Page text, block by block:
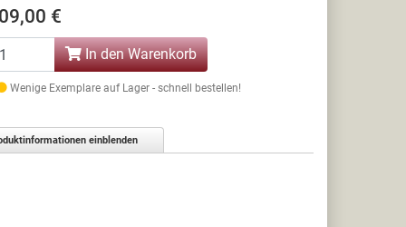
€
In den Warenkorb
Wenige Exemplare auf Lager - schnell bestellen!
einblenden